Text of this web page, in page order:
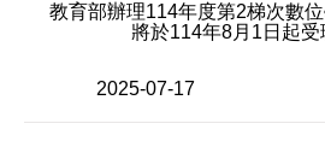
教育部辦理114年度第2梯次數
將於114年8月1日起受
2025-07-17